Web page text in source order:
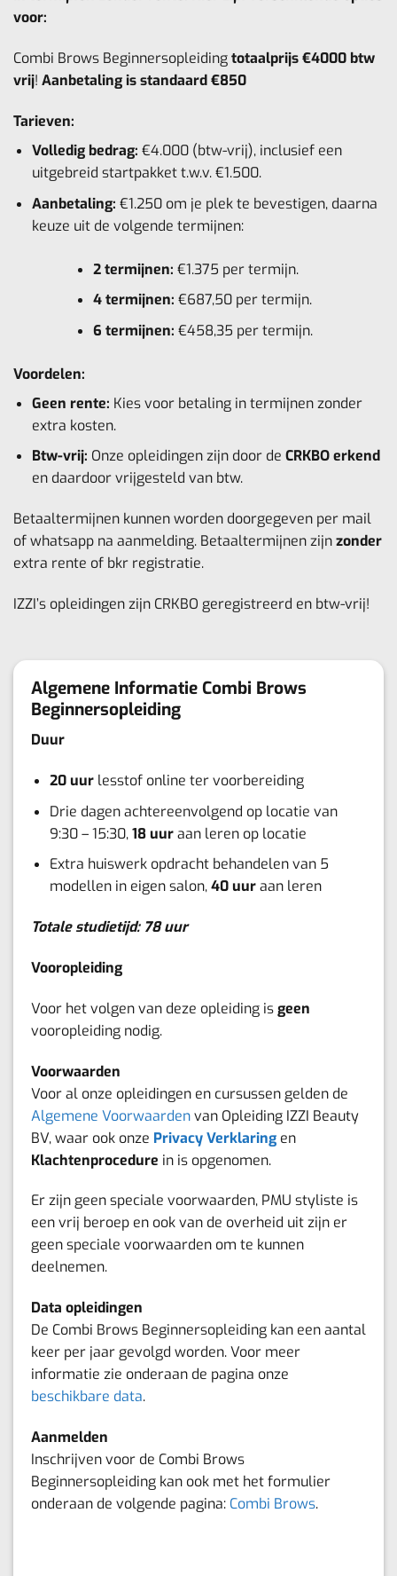
voor:
Combi Brows Beginnersopleidingtotaalprijs €4000 btw
vrij! Aanbetaling is standaard €850
Tarieven:
Volledig bedrag: €4.000 (btw-vrij), inclusief een
uitgebreid startpakket t.w.v. €1.500.
Aanbetaling: €1.250 om je plek te bevestigen, daarna
keuze uit de volgende termijnen:
2 termijnen: €1.375 per termijn.
4 termijnen: €687,50 per termijn.
6 termijnen: €458,35 per termijn.
Voordelen:
Geen rente: Kies voor betaling in termijnen zonder
extra kosten.
Btw-vrij: Onze opleidingen zijn door de CRKBO erkend
en daardoor vrijgesteld van btw.
Betaaltermijnen kunnen worden doorgegeven per mail
of whatsapp na aanmelding. Betaaltermijnen zijnzonder
extra rente of bkr registratie.
IZZI’s opleidingen zijn CRKBO geregistreerd en btw-vrij!
Algemene Informatie Combi Brows
Beginnersopleiding
Duur
20 uurlesstof online ter voorbereiding
Drie dagen achtereenvolgend op locatie van
9:30 – 15:30,18 uuraan leren op locatie
Extra huiswerk opdracht behandelen van 5
modellen in eigen salon,40 uuraan leren
Totale studietijd: 78 uur
Vooropleiding
Voor het volgen van deze opleiding isgeen
vooropleiding nodig.
Voorwaarden
Voor al onze opleidingen en cursussen gelden de
Algemene Voorwaardenvan Opleiding IZZI Beauty
BV, waar ook onze Privacy Verklaring en
Klachtenprocedure in is opgenomen.
Er zijn geen speciale voorwaarden, PMU styliste is
een vrij beroep en ook van de overheid uit zijn er
geen speciale voorwaarden om te kunnen
deelnemen.
Data opleidingen
De Combi Brows Beginnersopleiding kan een aantal
keer per jaar gevolgd worden. Voor meer
informatie zie onderaan de pagina onze
beschikbare data.
Aanmelden
Inschrijven voor de Combi Brows
Beginnersopleiding kan ook met het formulier
onderaan de volgende pagina: Combi Brows.